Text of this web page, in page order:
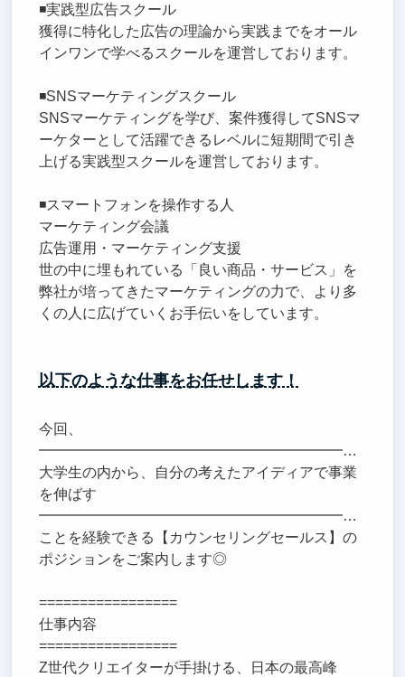
◾️実践型広告スクール
獲得に特化した広告の理論から実践までをオール
インワンで学べるスクールを運営しております。
◾️SNSマーケティングスクール
SNSマーケティングを学び、案件獲得してSNSマ
ーケターとして活躍できるレベルに短期間で引き
上げる実践型スクールを運営しております。
◾️スマートフォンを操作する人
マーケティング会議
広告運用・マーケティング支援
世の中に埋もれている「良い商品・サービス」を
弊社が培ってきたマーケティングの力で、より多
くの人に広げていくお手伝いをしています。
以下のような仕事をお任せします！
今回、
━━━━━━━━━━━━━━━━━━━━━━━━━━
大学生の内から、自分の考えたアイディアで事業
を伸ばす
━━━━━━━━━━━━━━━━━━━━━━━━━━
ことを経験できる【カウンセリングセールス】の
ポジションをご案内します◎
=================
仕事内容
=================
Z世代クリエイターが手掛ける、日本の最高峰